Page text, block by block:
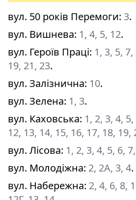
вул. 50 років Перемоги: 3.
вул. Вишнева: 1, 4, 5, 12.
вул. Героїв Праці: 1, 3, 5,
19, 21, 23.
вул. Залізнична: 10.
вул. Зелена: 1, 3.
вул. Каховська: 1, 2, 3, 4,
12, 13, 14, 15, 16, 17, 18, 19,
вул. Лісова: 1, 2, 3, 4, 5, 6,
вул. Молодіжна: 2, 2А, 3, 4.
вул. Набережна: 2, 4, 6, 8,